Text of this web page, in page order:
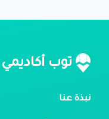
توب أكاديمي
نبذة عنا